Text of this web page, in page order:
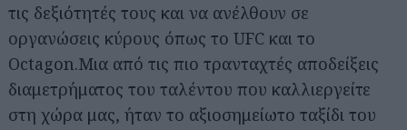
τις δεξιότητές τους και να ανέλθουν σε
οργανώσεις κύρους όπως το UFC και το
Octagon.Μια από τις πιο τρανταχτές αποδείξεις
διαμετρήματος του ταλέντου που καλλιεργείτε
στη χώρα μας, ήταν το αξιοσημείωτο ταξίδι του